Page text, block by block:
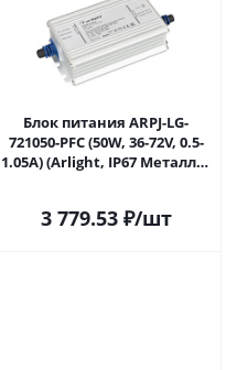
Блок питания ARPJ-LG-
721050-PFC (50W, 36-72V, 0.5-
1.05A) (Arlight, IP67 Металл, 5
3 779.53₽/шт